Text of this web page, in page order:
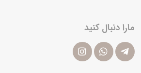
مارا دنبال کنید